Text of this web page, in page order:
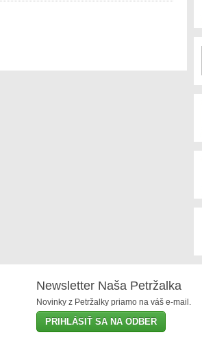
Newsletter Naša Petržalka
Novinky z Petržalky priamo na váš e-mail.
PRIHLÁSIŤ SA NA ODBER